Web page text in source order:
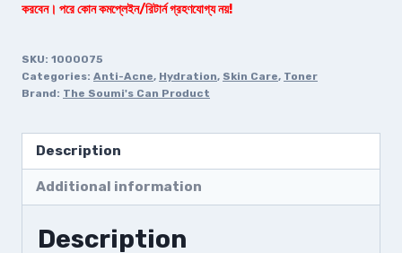
করবেন। পরে কোন কমপ্লেইন/রিটার্ন গ্রহণযোগ্য নয়!
SKU: 1000075
Categories: Anti-Acne, Hydration, Skin Care, Toner
Brand: The Soumi's Can Product
Description
Additional information
Description